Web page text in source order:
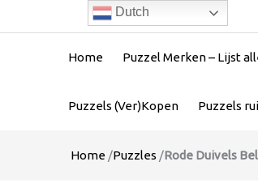
Home Puzzel Merken – Lijst
Puzzels (Ver)Kopen Puzzels
Home /Puzzles /Rode Duivels
Dutch